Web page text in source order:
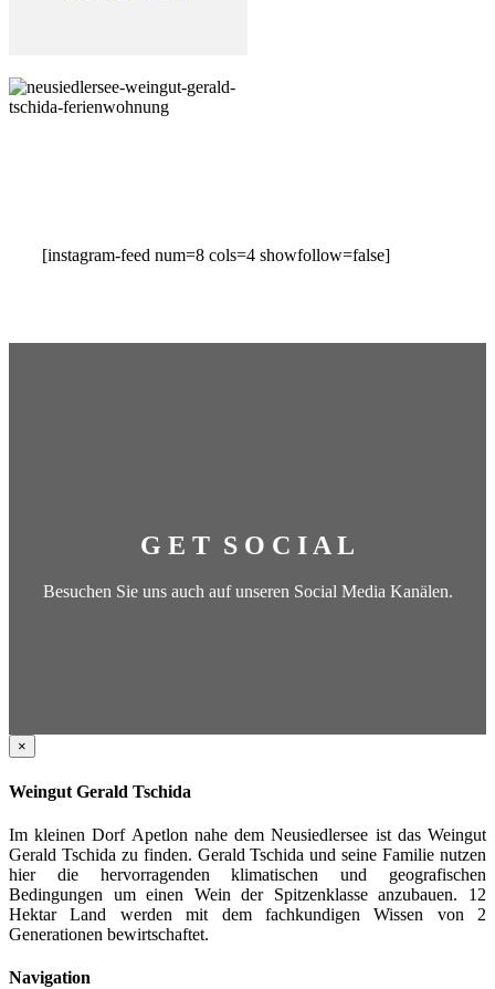
[instagram-feed num=8 cols=4 showfollow=false]
G E T S O C I A L
Besuchen Sie uns auch auf unseren Social Media Kanälen.
Close
product
view
×
Weingut Gerald Tschida
Im kleinen Dorf Apetlon nahe dem Neusiedlersee ist das Weingut
Gerald Tschida zu finden. Gerald Tschida und seine Familie nutzen
hier die hervorragenden klimatischen und geografischen
Bedingungen um einen Wein der Spitzenklasse anzubauen. 12
Hektar Land werden mit dem fachkundigen Wissen von 2
Generationen bewirtschaftet.
Navigation